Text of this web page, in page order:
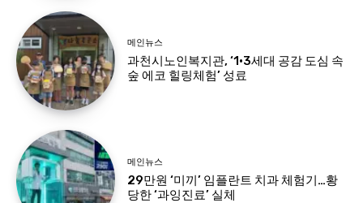
메인뉴스
과천시노인복지관, ‘1·3세대 공감 도심 속
숲 에코 힐링체험’ 성료
메인뉴스
29만원 ‘미끼’ 임플란트 치과 체험기…황
당한 ‘과잉진료’ 실체